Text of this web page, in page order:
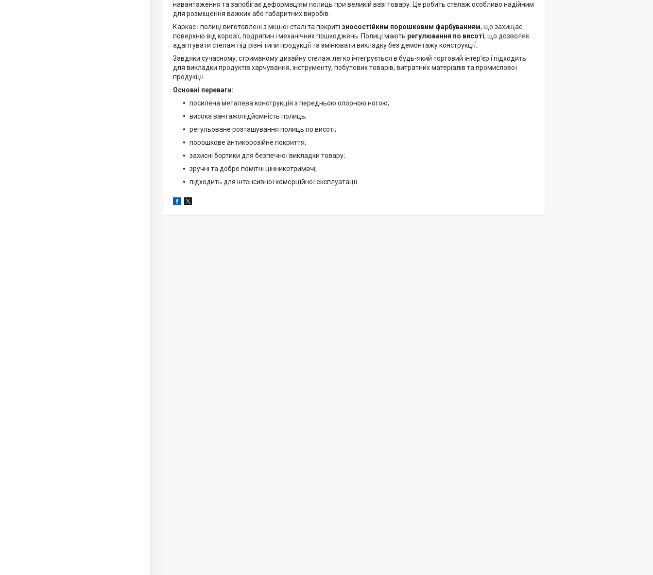
навантаження та запобігає деформаціям полиць при великій вазі товару. Це робить стелаж особливо надійним
для розміщення важких або габаритних виробів.
Каркас і полиці виготовлені з міцної сталі та покриті зносостійким порошковим фарбуванням, що захищає
поверхню від корозії, подряпин і механічних пошкоджень. Полиці мають регулювання по висоті, що дозволяє
адаптувати стелаж під різні типи продукції та змінювати викладку без демонтажу конструкції.
Завдяки сучасному, стриманому дизайну стелаж легко інтегрується в будь-який торговий інтер’єр і підходить
для викладки продуктів харчування, інструменту, побутових товарів, витратних матеріалів та промислової
продукції.
Основні переваги:
посилена металева конструкція з передньою опорною ногою;
висока вантажопідйомність полиць;
регульоване розташування полиць по висоті;
порошкове антикорозійне покриття;
захисні бортики для безпечної викладки товару;
зручні та добре помітні цінникотримачі;
підходить для інтенсивної комерційної експлуатації.